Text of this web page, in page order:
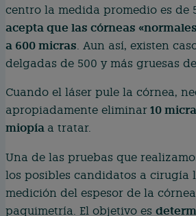
centro la medida promedio es de
acepta que las córneas
a 600 micras. Aun así, existen
delgadas de 500 y más gruesas
Cuando el láser pule la córnea,
apropiadamente eliminar 10
miopía a tratar.
Una de las pruebas que
los posibles candidatos a cirugía
medición del espesor de la
paquimetría. El objetivo es